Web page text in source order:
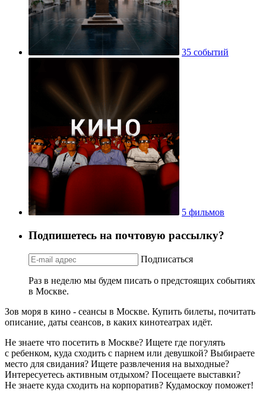
35 событий
5 фильмов
Подпишетесь на почтовую рассылку?
Подписаться
Раз в неделю мы будем писать о предстоящих событиях
в Москве.
Зов моря в кино - сеансы в Москве. Купить билеты, почитать
описание, даты сеансов, в каких кинотеатрах идёт.
Не знаете что посетить в Москве? Ищете где погулять
с ребенком, куда сходить с парнем или девушкой? Выбираете
место для свидания? Ищете развлечения на выходные?
Интересуетесь активным отдыхом? Посещаете выставки?
Не знаете куда сходить на корпоратив? Кудамоскоу поможет!